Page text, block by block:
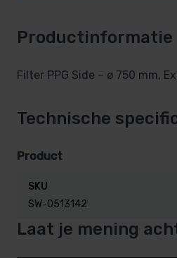
Productinformatie
Filter PPG Side – ø 750 mm,
Technische
Product
SKU
SW-0513142
Laat je mening